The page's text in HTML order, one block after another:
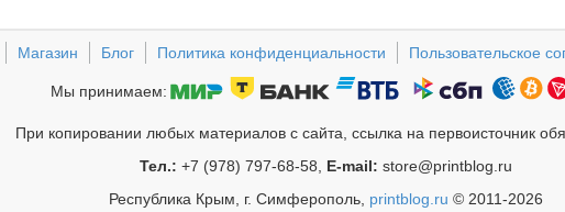
Магазин Блог Политика конфиденциальности Пользовательское
Мы принимаем:
При копировании любых материалов с сайта, ссылка на первоисточник
Тел.: +7 (978) 797-68-58, E-mail: store@printblog.ru
Республика Крым, г. Симферополь, printblog.ru © 2011-2026